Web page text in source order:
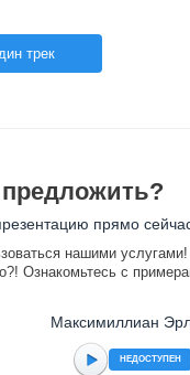
трек
прямо
нашими
Ознакомьтесь с
Максимиллиан
НЕДОСТУПЕН